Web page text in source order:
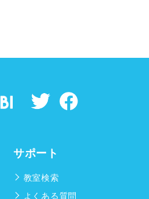
サポート
教室検索
よくある質問